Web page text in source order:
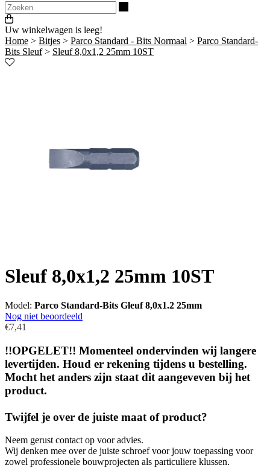
Uw winkelwagen is leeg!
Home > Bitjes > Parco Standard - Bits Normaal > Parco Standard-
Bits Sleuf> Sleuf 8,0x1,2 25mm 10ST
Sleuf 8,0x1,2 25mm 10ST
Model: Parco Standard-Bits Gleuf 8,0x1.2 25mm
Nog niet beoordeeld
€7,41
!!OPGELET!! Momenteel ondervinden wij langere
levertijden. Houd er rekening tijdens u bestelling.
Mocht het anders zijn staat dit aangeveven bij het
product.
Twijfel je over de juiste maat of product?
Neem gerust contact op voor advies.
Wij denken mee over de juiste schroef voor jouw toepassing voor
zowel professionele bouwprojecten als particuliere klussen.